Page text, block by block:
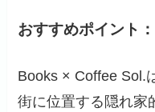
おすすめポイント：
Books × Coffee Sol.
街に位置する隠れ家